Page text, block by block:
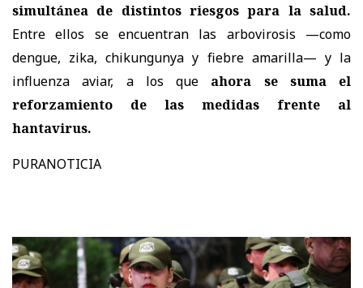
simultánea de distintos riesgos para la salud.
Entre ellos se encuentran las arbovirosis —como
dengue, zika, chikungunya y fiebre amarilla— y la
influenza aviar, a los que ahora se suma el
reforzamiento de las medidas frente al
hantavirus.
PURANOTICIA